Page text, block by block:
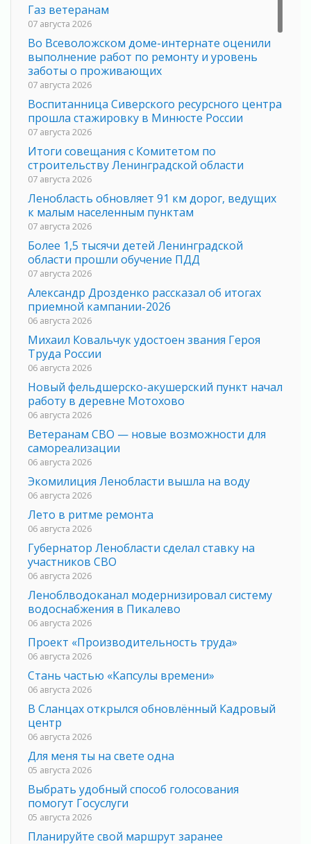
Газ ветеранам
07 августа 2026
Во Всеволожском доме-интернате оценили
выполнение работ по ремонту и уровень
заботы о проживающих
07 августа 2026
Воспитанница Сиверского ресурсного центра
прошла стажировку в Минюсте России
07 августа 2026
Итоги совещания с Комитетом по
строительству Ленинградской области
07 августа 2026
Ленобласть обновляет 91 км дорог, ведущих
к малым населенным пунктам
07 августа 2026
Более 1,5 тысячи детей Ленинградской
области прошли обучение ПДД
07 августа 2026
Александр Дрозденко рассказал об итогах
приемной кампании-2026
06 августа 2026
Михаил Ковальчук удостоен звания Героя
Труда России
06 августа 2026
Новый фельдшерско-акушерский пункт начал
работу в деревне Мотохово
06 августа 2026
Ветеранам СВО — новые возможности для
самореализации
06 августа 2026
Экомилиция Ленобласти вышла на воду
06 августа 2026
Лето в ритме ремонта
06 августа 2026
Губернатор Ленобласти сделал ставку на
участников СВО
06 августа 2026
Леноблводоканал модернизировал систему
водоснабжения в Пикалево
06 августа 2026
Проект «Производительность труда»
06 августа 2026
Стань частью «Капсулы времени»
06 августа 2026
В Сланцах открылся обновлённый Кадровый
центр
06 августа 2026
Для меня ты на свете одна
05 августа 2026
Выбрать удобный способ голосования
помогут Госуслуги
05 августа 2026
Планируйте свой маршрут заранее